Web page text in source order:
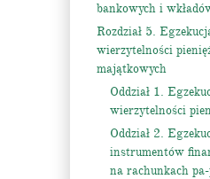
bankowych i
Rozdział 5.
wierzytelności
majątkowych
Oddział 1.
wierzytelności
Oddział 2.
instrumentów
na rachunkach